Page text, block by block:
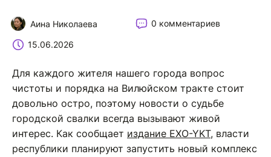
Аина Николаева 0 комментариев
15.06.2026
Для каждого жителя нашего города вопрос
чистоты и порядка на Вилюйском тракте стоит
довольно остро, поэтому новости о судьбе
городской свалки всегда вызывают живой
интерес. Как сообщает издание EXO-YKT, власти
республики планируют запустить новый комплекс